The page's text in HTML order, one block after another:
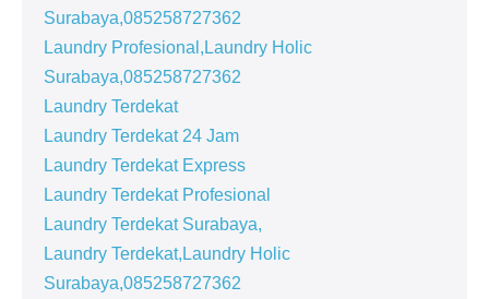
Surabaya,085258727362
Laundry Profesional,Laundry Holic
Surabaya,085258727362
Laundry Terdekat
Laundry Terdekat 24 Jam
Laundry Terdekat Express
Laundry Terdekat Profesional
Laundry Terdekat Surabaya,
Laundry Terdekat,Laundry Holic
Surabaya,085258727362